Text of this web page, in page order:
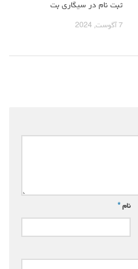
ثبت نام در سیگاری بت
7 آگوست, 2024
نام *